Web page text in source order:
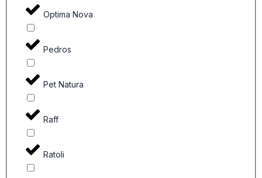
Optima Nova
Pedros
Pet Natura
Raff
Ratoli